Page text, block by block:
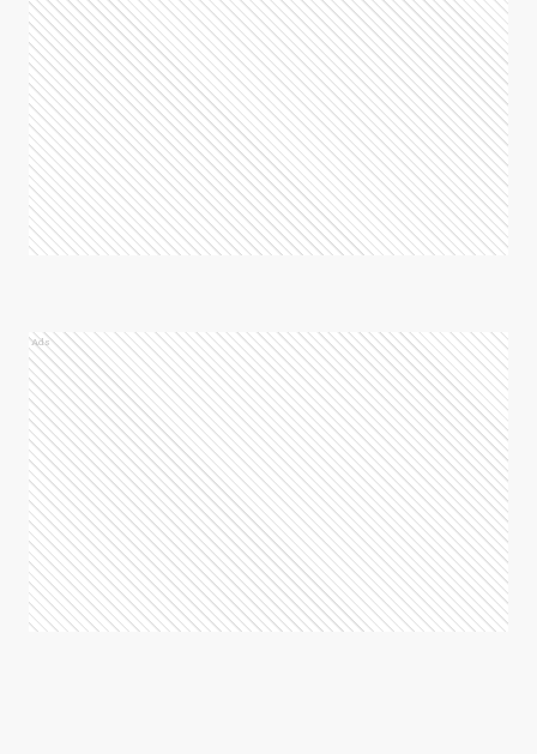
Ads